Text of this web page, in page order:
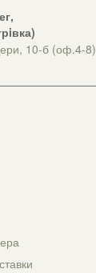
10-б (оф.4-8)